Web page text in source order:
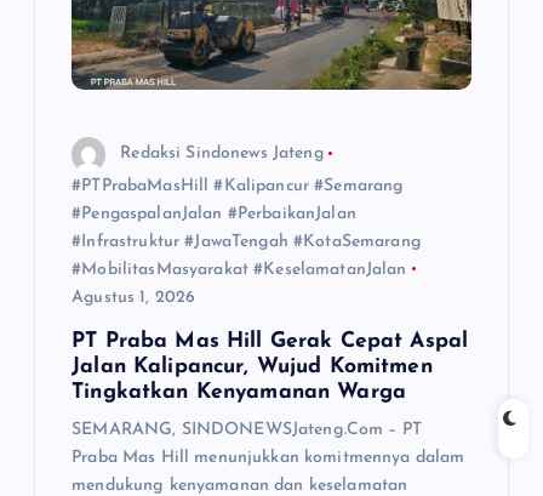
Redaksi Sindonews Jateng
#PTPrabaMasHill #Kalipancur #Semarang
#PengaspalanJalan #PerbaikanJalan
#Infrastruktur #JawaTengah #KotaSemarang
#MobilitasMasyarakat #KeselamatanJalan
Agustus 1, 2026
PT Praba Mas Hill Gerak Cepat Aspal
Jalan Kalipancur, Wujud Komitmen
Tingkatkan Kenyamanan Warga
SEMARANG, SINDONEWSJateng.Com – PT
Praba Mas Hill menunjukkan komitmennya dalam
mendukung kenyamanan dan keselamatan